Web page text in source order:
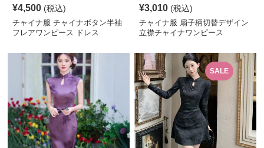
¥4,500 (税込)
チャイナ服 チャイナボタン半袖
フレアワンピース ドレス
¥3,010 (税込)
チャイナ服 扇子柄切替デザイン
立襟チャイナワンピース
SALE